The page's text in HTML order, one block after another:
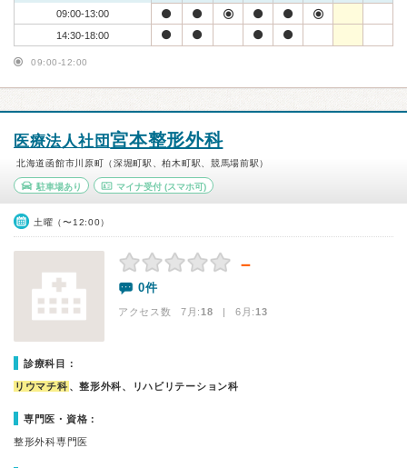
09:00-13:00
14:30-18:00
09:00-12:00
医療法人社団宮本整形外科
北海道函館市川原町（深堀町駅、柏木町駅、競馬場前駅）
駐車場あり マイナ受付(スマホ可)
土曜（〜12:00）
－
0件
アクセス数 7月:18 | 6月:13
診療科目：
リウマチ科 、整形外科、リハビリテーション科
専門医・資格：
整形外科専門医